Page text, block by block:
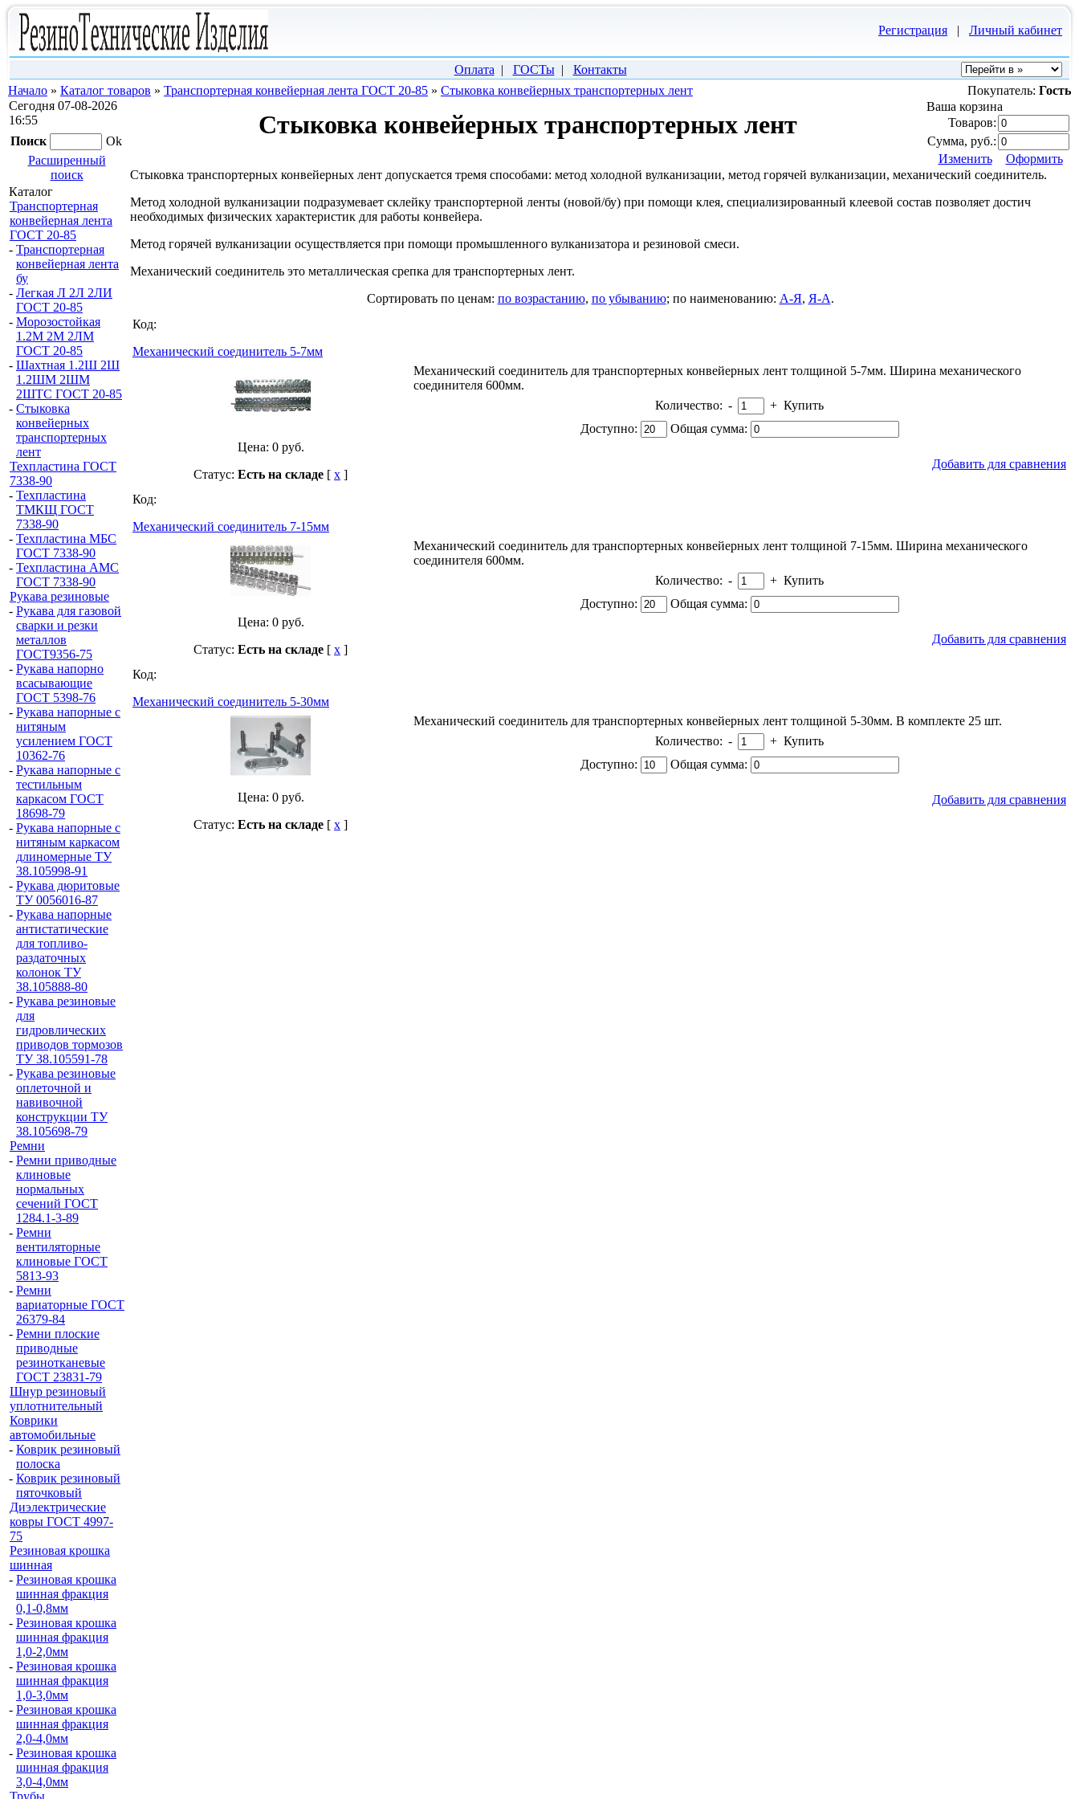
Регистрация | Личный кабинет
Оплата | ГОСТы | Контакты
Начало » Каталог товаров » Транспортерная конвейерная лента ГОСТ 20-85 » Стыковка конвейерных транспортерных лент Покупатель: Гость
Сегодня 07-08-2026
16:55
Поиск
Ok
Расширенный
поиск
Каталог
Транспортерная
конвейерная лента
ГОСТ 20-85
- Транспортерная
конвейерная лента
бу
- Легкая Л 2Л 2ЛИ
ГОСТ 20-85
- Морозостойкая
1.2М 2М 2ЛМ
ГОСТ 20-85
- Шахтная 1.2Ш 2Ш
1.2ШМ 2ШМ
2ШТС ГОСТ 20-85
- Стыковка
конвейерных
транспортерных
лент
Техпластина ГОСТ
7338-90
- Техпластина
ТМКЩ ГОСТ
7338-90
- Техпластина МБС
ГОСТ 7338-90
- Техпластина АМС
ГОСТ 7338-90
Рукава резиновые
- Рукава для газовой
сварки и резки
металлов
ГОСТ9356-75
- Рукава напорно
всасывающие
ГОСТ 5398-76
- Рукава напорные с
нитяным
усилением ГОСТ
10362-76
- Рукава напорные с
тестильным
каркасом ГОСТ
18698-79
- Рукава напорные с
нитяным каркасом
длиномерные ТУ
38.105998-91
- Рукава дюритовые
ТУ 0056016-87
- Рукава напорные
антистатические
для топливо-
раздаточных
колонок ТУ
38.105888-80
- Рукава резиновые
для
гидровлических
приводов тормозов
ТУ 38.105591-78
- Рукава резиновые
оплеточной и
навивочной
конструкции ТУ
38.105698-79
Ремни
- Ремни приводные
клиновые
нормальных
сечений ГОСТ
1284.1-3-89
- Ремни
вентиляторные
клиновые ГОСТ
5813-93
- Ремни
вариаторные ГОСТ
26379-84
- Ремни плоские
приводные
резинотканевые
ГОСТ 23831-79
Шнур резиновый
уплотнительный
Коврики
автомобильные
- Коврик резиновый
полоска
- Коврик резиновый
пяточковый
Диэлектрические
ковры ГОСТ 4997-
75
Резиновая крошка
шинная
- Резиновая крошка
шинная фракция
0,1-0,8мм
- Резиновая крошка
шинная фракция
1,0-2,0мм
- Резиновая крошка
шинная фракция
1,0-3,0мм
- Резиновая крошка
шинная фракция
2,0-4,0мм
- Резиновая крошка
шинная фракция
3,0-4,0мм
Трубы
Стыковка конвейерных транспортерных лент
Ваша корзина
Товаров:
Сумма, руб.:
Изменить
Оформить
Стыковка транспортерных конвейерных лент допускается тремя способами: метод холодной вулканизации, метод горячей вулканизации, механический соединитель.
Метод холодной вулканизации подразумевает склейку транспортерной ленты (новой/бу) при помощи клея, специализированный клеевой состав позволяет достич
необходимых физических характеристик для работы конвейера.
Метод горячей вулканизации осуществляется при помощи промышленного вулканизатора и резиновой смеси.
Механический соединитель это металлическая срепка для транспортерных лент.
Cортировать по ценам: по возрастанию, по убыванию; по наименованию: А-Я, Я-А.
Код:
Механический соединитель 5-7мм
Цена: 0руб.
Статус: Есть на складе [ x ]
Механический соединитель для транспортерных конвейерных лент толщиной 5-7мм. Ширина механического
соединителя 600мм.
Количество: - + Купить
Доступно:
Общая сумма:
Добавить для сравнения
Код:
Механический соединитель 7-15мм
Цена: 0руб.
Статус: Есть на складе [ x ]
Механический соединитель для транспортерных конвейерных лент толщиной 7-15мм. Ширина механического
соединителя 600мм.
Количество: - + Купить
Доступно:
Общая сумма:
Добавить для сравнения
Код:
Механический соединитель 5-30мм
Цена: 0руб.
Статус: Есть на складе [ x ]
Механический соединитель для транспортерных конвейерных лент толщиной 5-30мм. В комплекте 25 шт.
Количество: - + Купить
Доступно:
Общая сумма:
Добавить для сравнения